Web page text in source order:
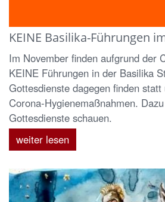
KEINE Basilika-Führungen
Im November finden aufgrund der
KEINE Führungen in der Basilika
Gottesdienste dagegen finden
Corona-Hygienemaßnahmen.
Gottesdienste schauen.
weiter lesen